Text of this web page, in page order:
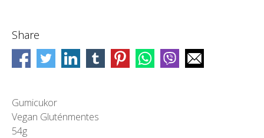
Share
Gumicukor
Vegan Gluténmentes
54g